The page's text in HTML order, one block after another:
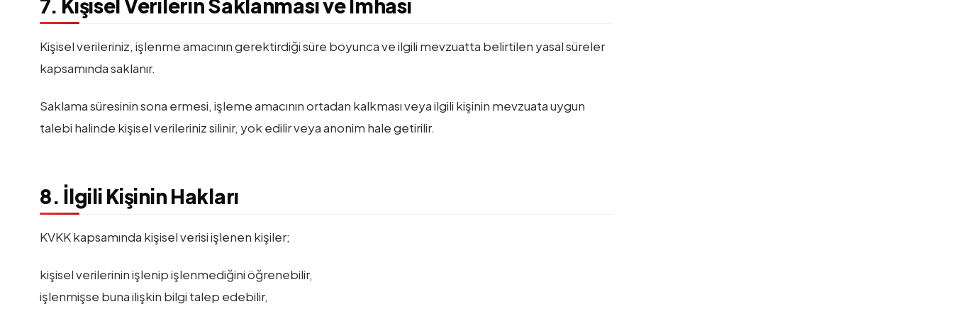
7. Kişisel Verilerin Saklanması ve İmhası
Kişisel verileriniz, işlenme amacının gerektirdiği süre boyunca ve ilgili mevzuatta belirtilen yasal süreler
kapsamında saklanır.
Saklama süresinin sona ermesi, işleme amacının ortadan kalkması veya ilgili kişinin mevzuata uygun
talebi halinde kişisel verileriniz silinir, yok edilir veya anonim hale getirilir.
8. İlgili Kişinin Hakları
KVKK kapsamında kişisel verisi işlenen kişiler;
kişisel verilerinin işlenip işlenmediğini öğrenebilir,
işlenmişse buna ilişkin bilgi talep edebilir,